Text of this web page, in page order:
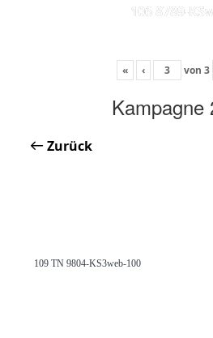
106 8789-
« ‹ von 3
Kampagne
Zurück
109 TN 9804-KS3web-100